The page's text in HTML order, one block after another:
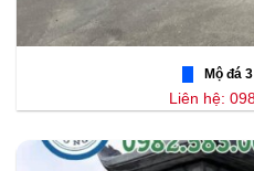
Mộ đá
Liên hệ: